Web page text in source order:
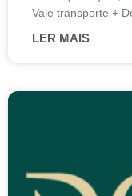
Vale transporte +
LER MAIS